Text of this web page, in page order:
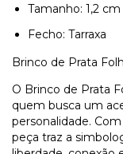
Tamanho: 1,2 cm
Fecho: Tarraxa
Brinco de Prata
O Brinco de Prata
quem busca um
personalidade.
peça traz a